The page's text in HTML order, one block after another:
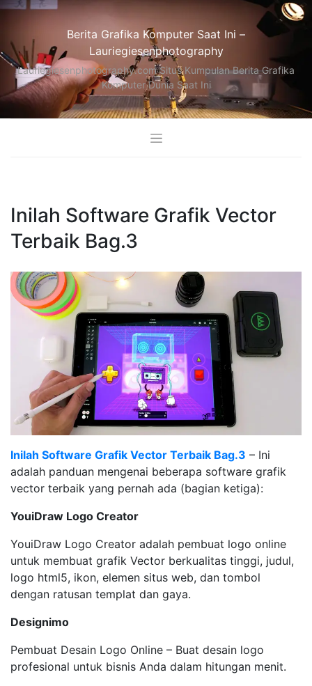
Skip
content
Berita Grafika Komputer Saat Ini –
Lauriegiesenphotography
Lauriegiesenphotography.com Situs Kumpulan Berita Grafika
Komputer Dunia Saat Ini
Inilah Software Grafik Vector
Terbaik Bag.3
Inilah Software Grafik Vector Terbaik Bag.3 – Ini
adalah panduan mengenai beberapa software grafik
vector terbaik yang pernah ada (bagian ketiga):
YouiDraw Logo Creator
YouiDraw Logo Creator adalah pembuat logo online
untuk membuat grafik Vector berkualitas tinggi, judul,
logo html5, ikon, elemen situs web, dan tombol
dengan ratusan templat dan gaya.
Designimo
Pembuat Desain Logo Online – Buat desain logo
profesional untuk bisnis Anda dalam hitungan menit.